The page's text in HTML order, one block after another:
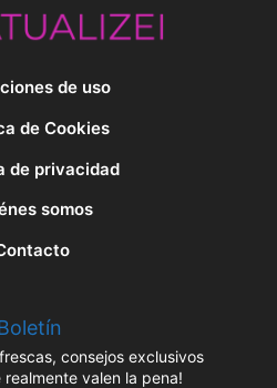
de uso
de Cookies
de privacidad
somos
consejos exclusivos
valen la pena!